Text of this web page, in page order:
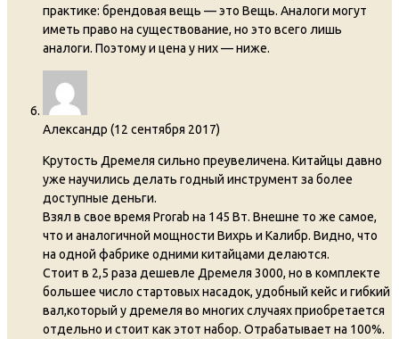
практике: брендовая вещь — это Вещь. Аналоги могут
иметь право на существование, но это всего лишь
аналоги. Поэтому и цена у них — ниже.
Александр (12 сентября 2017)
Крутость Дремеля сильно преувеличена. Китайцы давно
уже научились делать годный инструмент за более
доступные деньги.
Взял в свое время Prorab на 145 Вт. Внешне то же самое,
что и аналогичной мощности Вихрь и Калибр. Видно, что
на одной фабрике одними китайцами делаются.
Стоит в 2,5 раза дешевле Дремеля 3000, но в комплекте
большее число стартовых насадок, удобный кейс и гибкий
вал,который у дремеля во многих случаях приобретается
отдельно и стоит как этот набор. Отрабатывает на 100%.